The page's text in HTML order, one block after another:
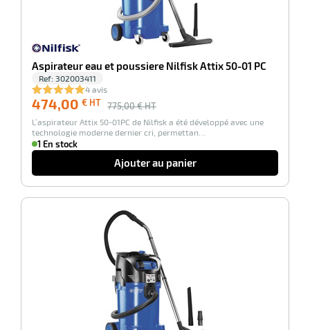
Aspirateur eau et poussiere Nilfisk Attix 50-01 PC
Ref: 302003411
4 avis
474,00 € HT 775,00 € HT
L’aspirateur Attix 50-01PC de Nilfisk a été développé avec une
technologie moderne dernier cri, permettan…
1 En stock
Ajouter au panier